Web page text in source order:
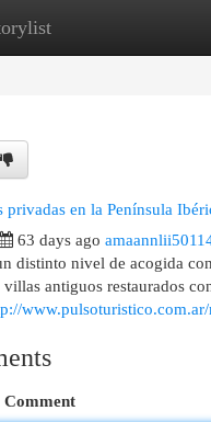
New Site Listings
privadas en la Península
63 days ago
distinto nivel de acogida
antiguos restaurados
Comment